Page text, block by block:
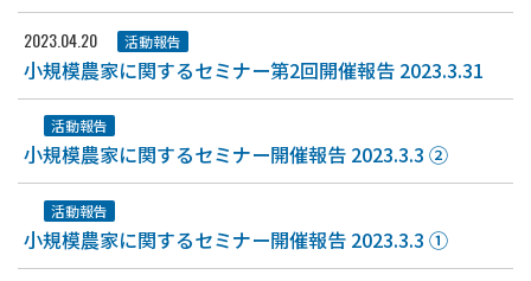
2023.04.20 活動報告
小規模農家に関するセミナー第2回開催報告 2023.3.31
活動報告
小規模農家に関するセミナー開催報告 2023.3.3 ②
活動報告
小規模農家に関するセミナー開催報告 2023.3.3 ①